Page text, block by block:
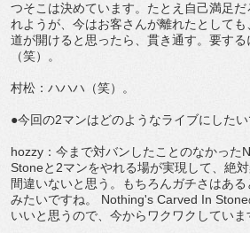
つそこは決めています。たとえ自己満足
れようが、今はお客さんが離れたとして
道が開けると思ったら、貫き通す。要す
（笑）。
村松：ハハハ（笑）。
●今回の2マンはどのようなライブにしたい
hozzy：今まで対バンしたことのなかった
Stoneと2マンをやれる場が実現して、絶対
間違いないと思う。もちろんガチさはあ
みたいですね。 Nothing's Carved In
いいと思うので、今からワクワクしていま